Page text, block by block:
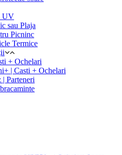
UV
sau Plaja
Picninc
Termice
+ Ochelari
| Casti + Ochelari
Parteneri